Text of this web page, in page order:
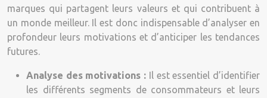
marques qui partagent leurs valeurs et qui contribuent à
un monde meilleur. Il est donc indispensable d’analyser en
profondeur leurs motivations et d’anticiper les tendances
futures.
Analyse des motivations : Il est essentiel d’identifier
les différents segments de consommateurs et leurs